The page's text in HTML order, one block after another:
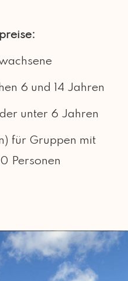
6 und 14 Jahren
unter 6 Jahren
für Gruppen mit
Personen